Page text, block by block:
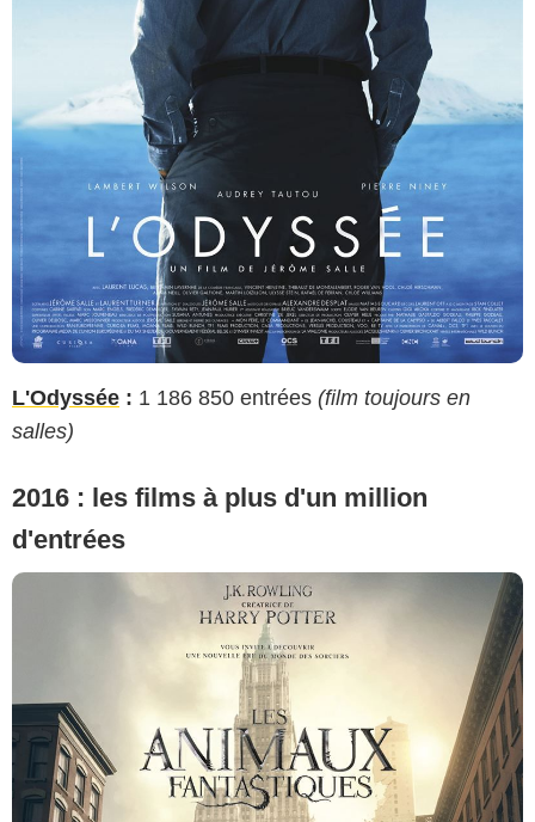
L'Odyssée : 1 186 850 entrées (film toujours en
salles)
2016 : les films à plus d'un million
d'entrées